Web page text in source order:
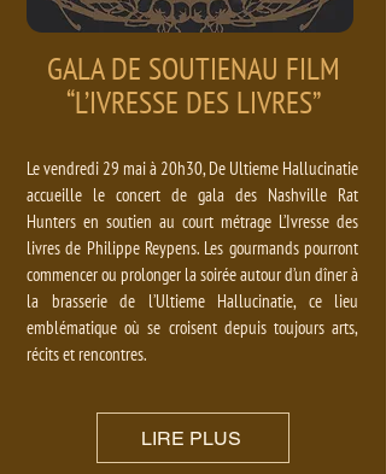
GALA DE SOUTIENAU FILM
“L’IVRESSE DES LIVRES”
Le vendredi 29 mai à 20h30, De Ultieme Hallucinatie
accueille le concert de gala des Nashville Rat
Hunters en soutien au court métrage L’Ivresse des
livres de Philippe Reypens. Les gourmands pourront
commencer ou prolonger la soirée autour d’un dîner à
la brasserie de l’Ultieme Hallucinatie, ce lieu
emblématique où se croisent depuis toujours arts,
récits et rencontres.
LIRE PLUS